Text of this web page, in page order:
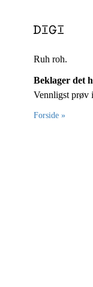
Ruh roh.
Beklager det
Vennligst prøv
Forside »